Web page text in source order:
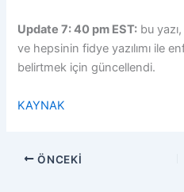
Update 7: 40 pm EST: bu
ve hepsinin fidye yazılımı ile
belirtmek için güncellendi.
KAYNAK
ÖNCEKI